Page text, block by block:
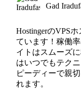
Gad
HostingerのVPS
ています！稼働
イトはスムーズ
はいつでもテク
ピーディーで親
れます。